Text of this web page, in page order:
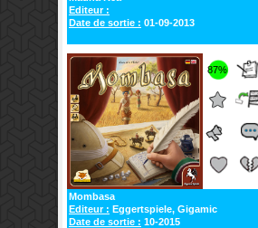
Editeur :
Date de sortie : 01-09-2013
87%
Mombasa
Editeur : Eggertspiele, Gigamic
Date de sortie : 10-2015